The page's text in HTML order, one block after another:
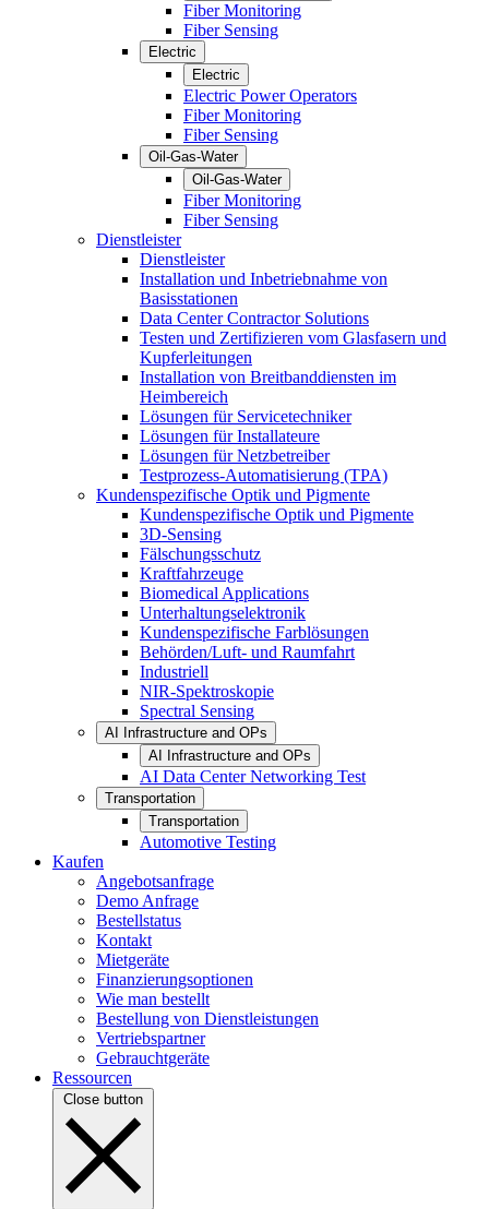
Fiber Monitoring
Fiber Sensing
Electric
Electric
Electric Power Operators
Fiber Monitoring
Fiber Sensing
Oil-Gas-Water
Oil-Gas-Water
Fiber Monitoring
Fiber Sensing
Dienstleister
Dienstleister
Installation und Inbetriebnahme von
Basisstationen
Data Center Contractor Solutions
Testen und Zertifizieren vom Glasfasern und
Kupferleitungen
Installation von Breitbanddiensten im
Heimbereich
Lösungen für Servicetechniker
Lösungen für Installateure
Lösungen für Netzbetreiber
Testprozess-Automatisierung (TPA)
Kundenspezifische Optik und Pigmente
Kundenspezifische Optik und Pigmente
3D-Sensing
Fälschungsschutz
Kraftfahrzeuge
Biomedical Applications
Unterhaltungselektronik
Kundenspezifische Farblösungen
Behörden/Luft- und Raumfahrt
Industriell
NIR-Spektroskopie
Spectral Sensing
AI Infrastructure and OPs
AI Infrastructure and OPs
AI Data Center Networking Test
Transportation
Transportation
Automotive Testing
Kaufen
Angebotsanfrage
Demo Anfrage
Bestellstatus
Kontakt
Mietgeräte
Finanzierungsoptionen
Wie man bestellt
Bestellung von Dienstleistungen
Vertriebspartner
Gebrauchtgeräte
Ressourcen
Close button